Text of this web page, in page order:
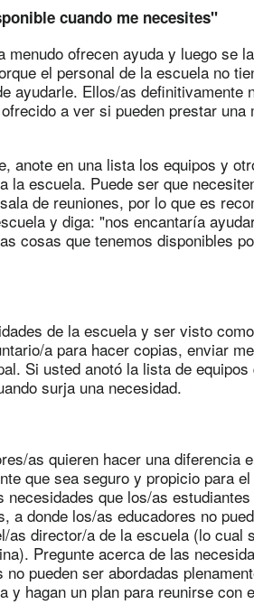
cuando me necesites"
ofrecen ayuda y luego se
el personal de la escuela no
ayudarle. Ellos/as definitivamente
a ver si pueden prestar una
anote en una lista los equipos y
la escuela. Puede ser que
de reuniones, por lo que es
y diga: "nos encantaría
cosas que tenemos disponibles
de la escuela y ser visto
a para hacer copias, enviar
Si usted anotó la lista de
surja una necesidad.
as quieren hacer una diferencia
que sea seguro y propicio para
que los/as
a donde los/as educadores no
as director/a de la escuela (lo cual
Pregunte acerca de las
pueden ser abordadas
y hagan un plan para reunirse con